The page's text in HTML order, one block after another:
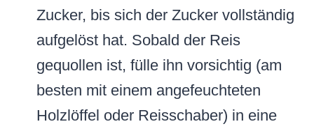
Zucker, bis sich der Zucker vollständig
aufgelöst hat. Sobald der Reis
gequollen ist, fülle ihn vorsichtig (am
besten mit einem angefeuchteten
Holzlöffel oder Reisschaber) in eine